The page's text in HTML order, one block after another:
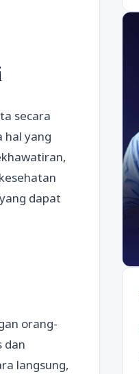
secara
hal yang
dapat
orang-
dan
langsung,